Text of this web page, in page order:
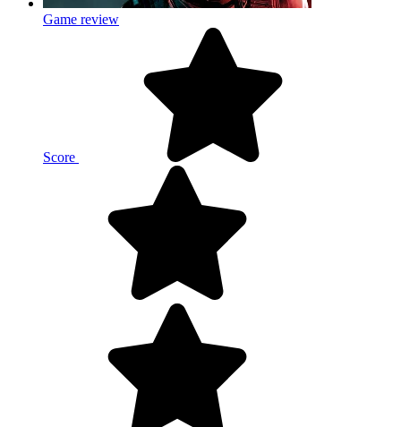
Game review
Score